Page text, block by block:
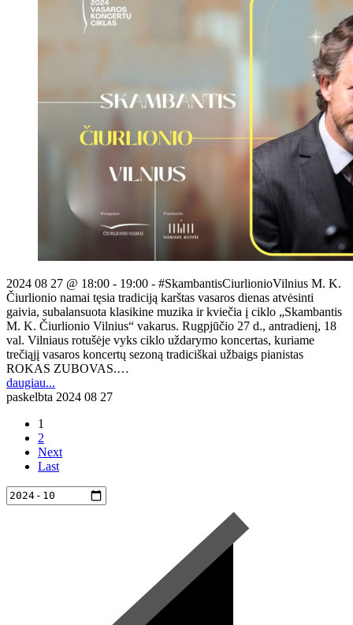
2024 08 27 @ 18:00 - 19:00 - #SkambantisCiurlionioVilnius M. K.
Čiurlionio namai tęsia tradiciją karštas vasaros dienas atvėsinti
gaivia, subalansuota klasikine muzika ir kviečia į ciklo „Skambantis
M. K. Čiurlionio Vilnius“ vakarus. Rugpjūčio 27 d., antradienį, 18
val. Vilniaus rotušėje vyks ciklo uždarymo koncertas, kuriame
trečiąjį vasaros koncertų sezoną tradiciškai užbaigs pianistas
ROKAS ZUBOVAS.…
daugiau...
paskelbta 2024 08 27
1
2
Next
Last